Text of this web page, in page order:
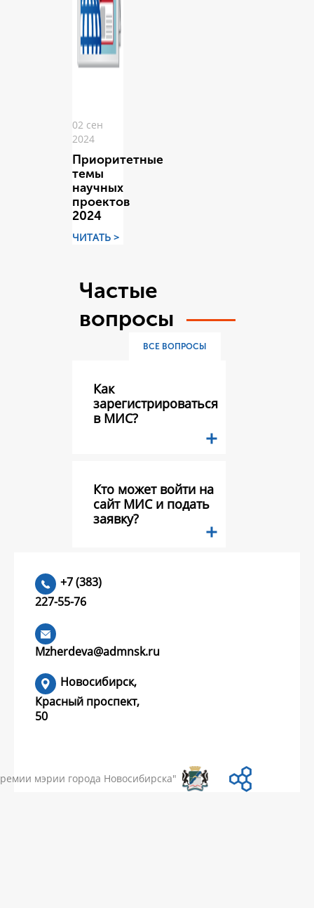
02 сен
2024
Приоритетные
темы
научных
проектов
2024
ЧИТАТЬ >
Частые
вопросы
ВСЕ ВОПРОСЫ
Как
зарегистрироваться
в МИС?
Кто может войти на
сайт МИС и подать
заявку?
Какие документы
+7 (383)
227-55-76
Mzherdeva@admnsk.ru
Новосибирск,
Красный проспект,
50
мэрии города Новосибирска"